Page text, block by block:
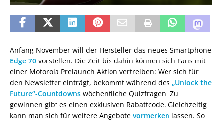
Anfang November will der Hersteller das neues Smartphone
Edge 70 vorstellen. Die Zeit bis dahin können sich Fans mit
einer Motorola Prelaunch Aktion vertreiben: Wer sich für
den Newsletter einträgt, bekommt während des „Unlock the
Future“-Countdowns wöchentliche Quizfragen. Zu
gewinnen gibt es einen exklusiven Rabattcode. Gleichzeitig
kann man sich für weitere Angebote vormerken lassen. So